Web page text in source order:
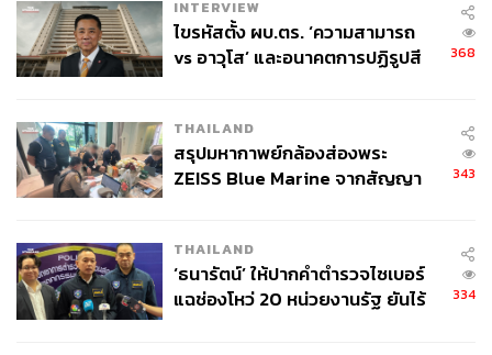
INTERVIEW
ไขรหัสตั้ง ผบ.ตร. ‘ความสามารถ
vs อาวุโส’ และอนาคตการปฏิรูปสี
368
THAILAND
สรุปมหากาพย์กล้องส่องพระ
ZEISS Blue Marine จากสัญญา
จ่ายหนี้-แอบระบุแบรนด์
343
THAILAND
‘ธนารัตน์’ ให้ปากคำตำรวจไซเบอร์
แฉช่องโหว่ 20 หน่วยงานรัฐ ยันไร้
334